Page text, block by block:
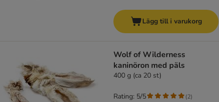
Lägg till i varukorg
Wolf of Wilderness
kaninöron med päls
400 g (ca 20 st)
Rating: 5/5 (2)